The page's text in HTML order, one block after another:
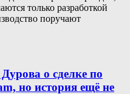
только разработкой
поручают
о сделке по
но история ещё не